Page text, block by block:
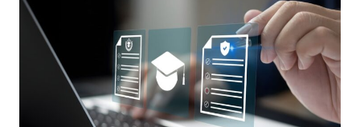
ŚCIEŻKĘ
STUDIOWANIA?